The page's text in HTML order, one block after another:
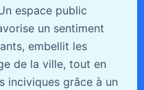
espace public
un sentiment
embellit les
de la ville, tout en
inciviques grâce à un